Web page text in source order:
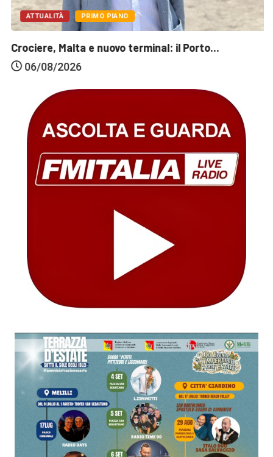
ATTUALITÀ PRIMO PIANO
Crociere, Malta e nuovo terminal: il Porto...
06/08/2026